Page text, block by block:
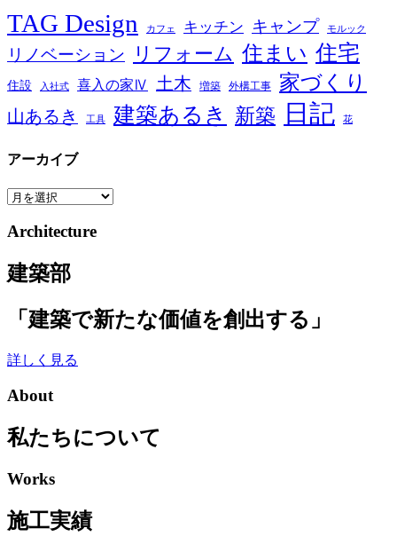
TAG Design カフェ キッチン キャンプ モルック
リノベーション リフォーム 住まい 住宅
住設 入社式 喜入の家Ⅳ 土木 増築 外構工事 家づくり
山あるき 工具 建築あるき 新築 日記 花
アーカイブ
ア
カ
ブ
Architecture
建築部
「建築で新たな価値を創出する」
詳しく見る
About
私たちについて
Works
施工実績